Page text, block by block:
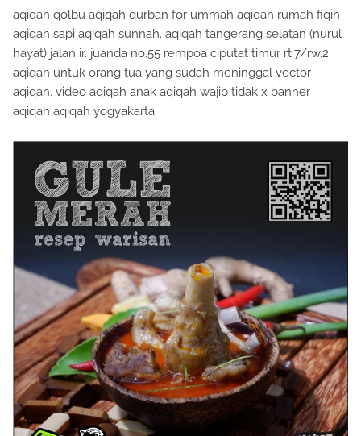
aqiqah qolbu aqiqah qurban for ummah aqiqah rumah fiqih
aqiqah sapi aqiqah sunnah. aqiqah tangerang selatan (nurul
hayat) jalan ir. juanda no.55 rempoa ciputat timur rt.7/rw.2
aqiqah untuk orang tua yang sudah meninggal vector
aqiqah. video aqiqah anak aqiqah wajib tidak x banner
aqiqah aqiqah yogyakarta.